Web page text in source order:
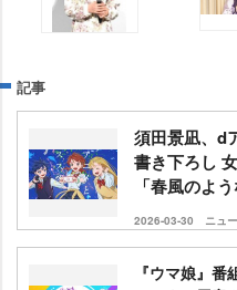
記事
須田景凪、d
書き下ろし
「春風のよ
2026-03-30 ニュ
『ウマ娘』